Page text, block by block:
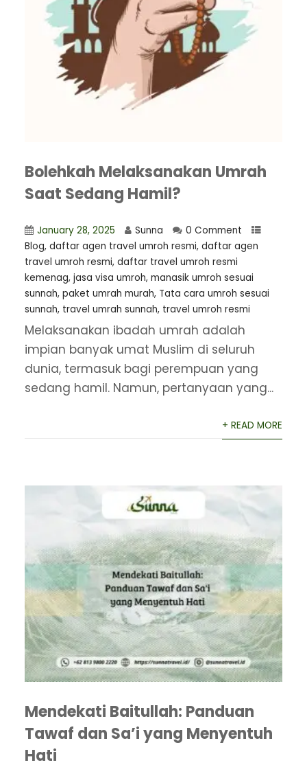
Bolehkah Melaksanakan Umrah
Saat Sedang Hamil?
January 28, 2025 Sunna
0 Comment
Blog, daftar agen travel umroh resmi, ⁠daftar agen
travel umroh resmi, daftar travel umroh resmi
kemenag, jasa visa umroh, manasik umroh sesuai
sunnah, paket umrah murah, Tata cara umroh sesuai
sunnah, travel umrah sunnah, travel umroh resmi
Melaksanakan ibadah umrah adalah
impian banyak umat Muslim di seluruh
dunia, termasuk bagi perempuan yang
sedang hamil. Namun, pertanyaan yang...
+ READ MORE
Mendekati Baitullah: Panduan
Tawaf dan Sa’i yang Menyentuh
Hati